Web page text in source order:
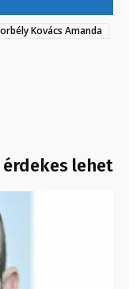
Kovács Amanda
érdekes lehet